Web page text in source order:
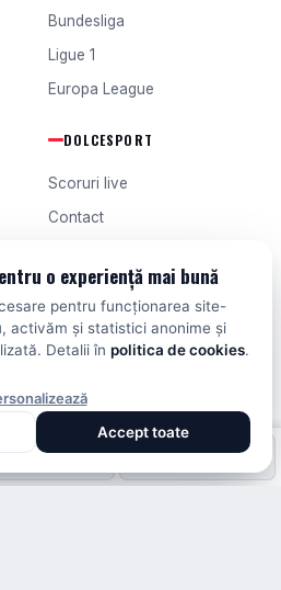
Bundesliga
Ligue 1
Europa League
DOLCESPORT
Scoruri live
Contact
Termeni și condiții
REZERVATE.
DIN TOATE COMPETIȚIILE
Fotbal extern Scoruri live
o experiență mai bună
pentru funcționarea site-
activăm și statistici anonime și
Detalii în politica de cookies.
Accept toate